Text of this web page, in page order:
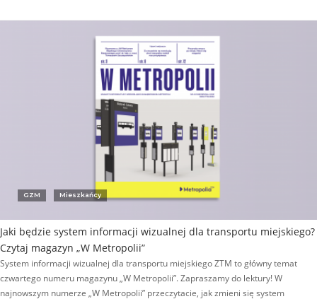
GZM Mieszkańcy
Jaki będzie system informacji wizualnej dla transportu miejskiego?
Czytaj magazyn „W Metropolii”
System informacji wizualnej dla transportu miejskiego ZTM to główny temat
czwartego numeru magazynu „W Metropolii”. Zapraszamy do lektury! W
najnowszym numerze „W Metropolii” przeczytacie, jak zmieni się system